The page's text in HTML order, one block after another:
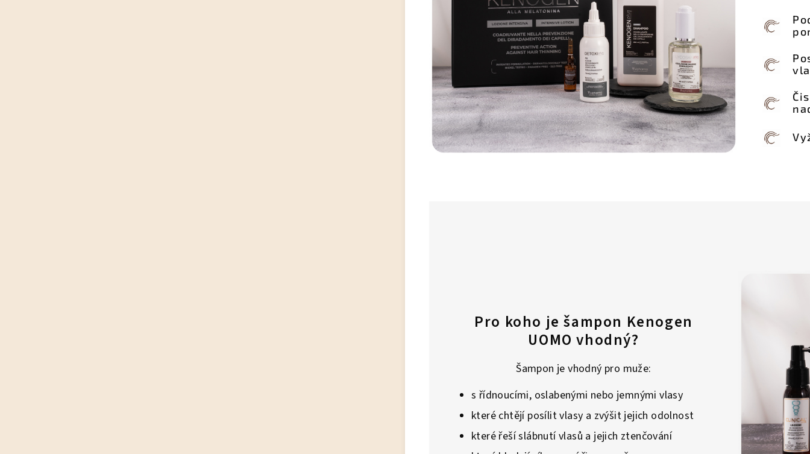
Pro koho je šampon Kenogen
UOMO vhodný?
Šampon je vhodný pro muže:
s řídnoucími, oslabenými nebo jemnými vlasy
které chtějí posílit vlasy a zvýšit jejich odolnost
které řeší slábnutí vlasů a jejich ztenčování